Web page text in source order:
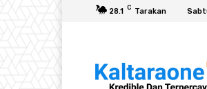
28.1 C Tarakan